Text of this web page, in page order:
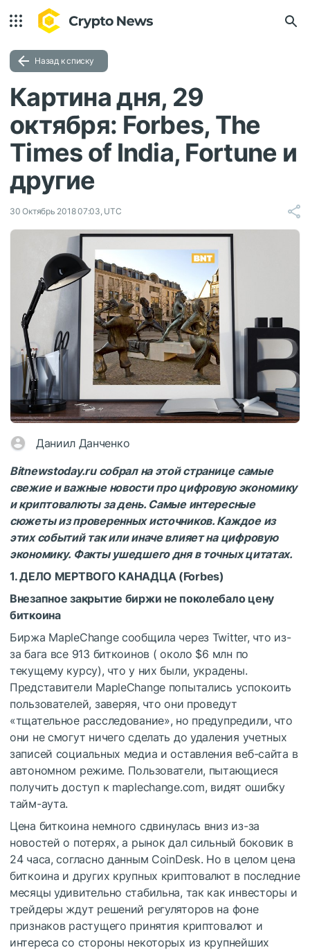
Назад к списку
Картина дня, 29
октября: Forbes, The
Times of India, Fortune и
другие
30 Октябрь 2018 07:03, UTC
Даниил Данченко
Bitnewstoday.ru собрал на этой странице самые
свежие и важные новости про цифровую экономику
и криптовалюты за день. Самые интересные
сюжеты из проверенных источников. Каждое из
этих событий так или иначе влияет на цифровую
экономику. Факты ушедшего дня в точных цитатах.
1. ДЕЛО МЕРТВОГО КАНАДЦА (Forbes)
Внезапное закрытие биржи не поколебало цену
биткоина
Биржа MapleChange сообщила через Twitter, что из-
за бага все 913 биткоинов ( около $6 млн по
текущему курсу), что у них были, украдены.
Представители MapleChange попытались успокоить
пользователей, заверяя, что они проведут
«тщательное расследование», но предупредили, что
они не смогут ничего сделать до удаления учетных
записей социальных медиа и оставления веб-сайта в
автономном режиме. Пользователи, пытающиеся
получить доступ к maplechange.com, видят ошибку
тайм-аута.
Цена биткоина немного сдвинулась вниз из-за
новостей о потерях, а рынок дал сильный боковик в
24 часа, согласно данным CoinDesk. Но в целом цена
биткоина и других крупных криптовалют в последние
месяцы удивительно стабильна, так как инвесторы и
трейдеры ждут решений регуляторов на фоне
признаков растущего принятия криптовалют и
интереса со стороны некоторых из крупнейших